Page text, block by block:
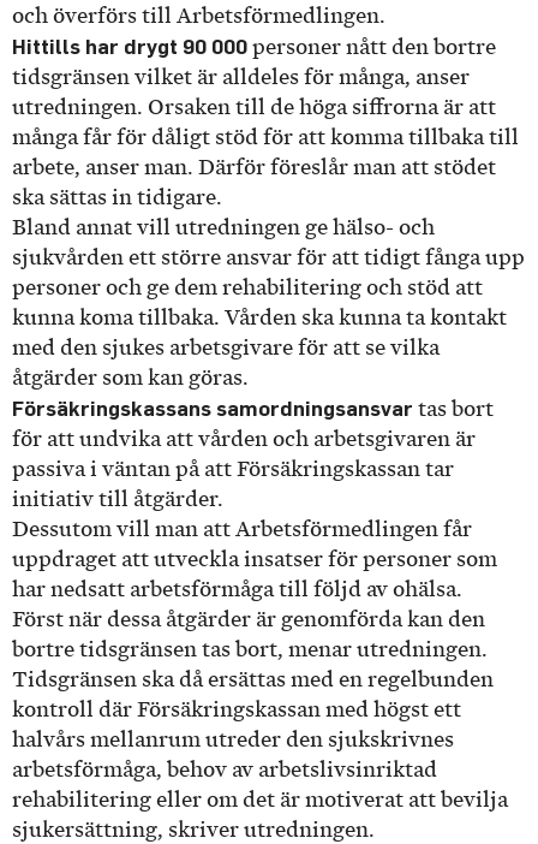
och överförs till Arbetsförmedlingen.
Hittills har drygt 90 000 personer nått den bortre
tidsgränsen vilket är alldeles för många, anser
utredningen. Orsaken till de höga siffrorna är att
många får för dåligt stöd för att komma tillbaka till
arbete, anser man. Därför föreslår man att stödet
ska sättas in tidigare.
Bland annat vill utredningen ge hälso- och
sjukvården ett större ansvar för att tidigt fånga upp
personer och ge dem rehabilitering och stöd att
kunna koma tillbaka. Vården ska kunna ta kontakt
med den sjukes arbetsgivare för att se vilka
åtgärder som kan göras.
Försäkringskassans samordningsansvar tas bort
för att undvika att vården och arbetsgivaren är
passiva i väntan på att Försäkringskassan tar
initiativ till åtgärder.
Dessutom vill man att Arbetsförmedlingen får
uppdraget att utveckla insatser för personer som
har nedsatt arbetsförmåga till följd av ohälsa.
Först när dessa åtgärder är genomförda kan den
bortre tidsgränsen tas bort, menar utredningen.
Tidsgränsen ska då ersättas med en regelbunden
kontroll där Försäkringskassan med högst ett
halvårs mellanrum utreder den sjukskrivnes
arbetsförmåga, behov av arbetslivsinriktad
rehabilitering eller om det är motiverat att bevilja
sjukersättning, skriver utredningen.